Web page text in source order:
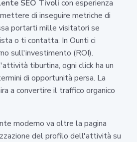
SEO Tivoli con esperienza
di inseguire metriche di
portarti mille visitatori se
o ti contatta. In Ounti ci
sull'investimento (ROI).
tiburtina, ogni click ha un
di opportunità persa. La
a convertire il traffico organico
moderno va oltre la pagina
del profilo dell'attività su